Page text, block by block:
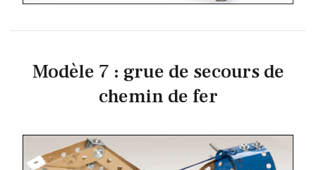
Modèle 7 : grue de secours de
chemin de fer